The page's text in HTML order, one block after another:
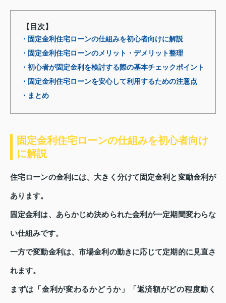
【目次】
・固定金利住宅ローンの仕組みを初心者向けに解説
・固定金利住宅ローンのメリット・デメリット整理
・初心者が固定金利を検討する際の基本チェックポイント
・固定金利住宅ローンを安心して利用するための注意点
・まとめ
固定金利住宅ローンの仕組みを初心者向け
に解説
住宅ローンの金利には、大きく分けて固定金利と変動金利が
あります。
固定金利は、あらかじめ決められた金利が一定期間変わらな
い仕組みです。
一方で変動金利は、市場金利の動きに応じて定期的に見直さ
れます。
まずは「金利が変わるかどうか」「返済額がどの程度動く